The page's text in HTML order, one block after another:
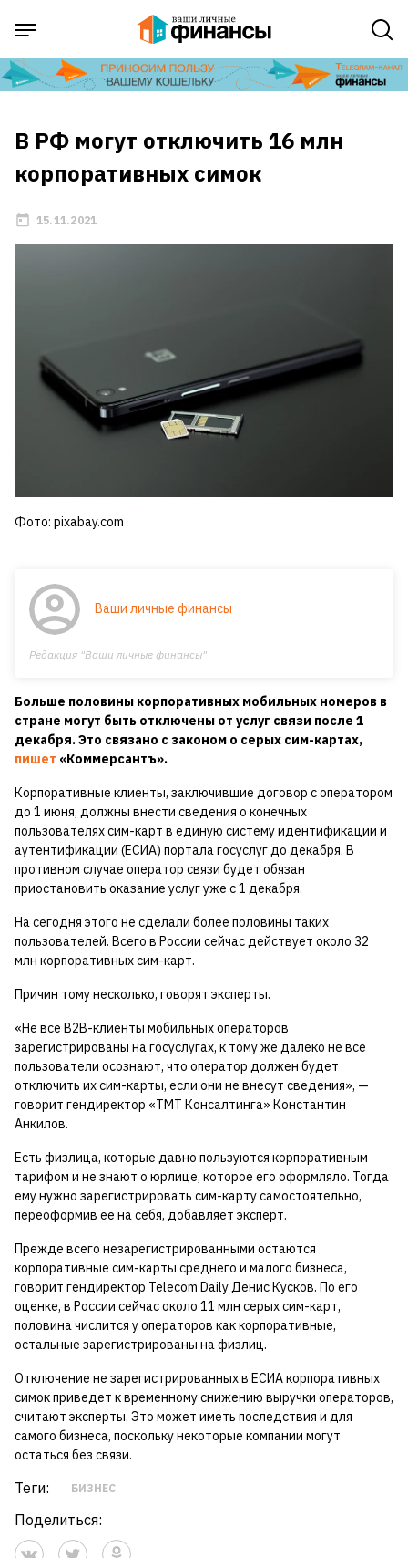
В РФ могут отключить 16 млн
корпоративных симок
15.11.2021
Фото: pixabay.com
Ваши личные финансы
Редакция "Ваши личные финансы"
Больше половины корпоративных мобильных номеров в
стране могут быть отключены от услуг связи после 1
декабря. Это связано с законом о серых сим-картах,
пишет «Коммерсантъ».
Корпоративные клиенты, заключившие договор с оператором
до 1 июня, должны внести сведения о конечных
пользователях сим-карт в единую систему идентификации и
аутентификации (ЕСИА) портала госуслуг до декабря. В
противном случае оператор связи будет обязан
приостановить оказание услуг уже с 1 декабря.
На сегодня этого не сделали более половины таких
пользователей. Всего в России сейчас действует около 32
млн корпоративных сим-карт.
Причин тому несколько, говорят эксперты.
«Не все В2В-клиенты мобильных операторов
зарегистрированы на госуслугах, к тому же далеко не все
пользователи осознают, что оператор должен будет
отключить их сим-карты, если они не внесут сведения», —
говорит гендиректор «ТМТ Консалтинга» Константин
Анкилов.
Есть физлица, которые давно пользуются корпоративным
тарифом и не знают о юрлице, которое его оформляло. Тогда
ему нужно зарегистрировать сим-карту самостоятельно,
переоформив ее на себя, добавляет эксперт.
Прежде всего незарегистрированными остаются
корпоративные сим-карты среднего и малого бизнеса,
говорит гендиректор Telecom Daily Денис Кусков. По его
оценке, в России сейчас около 11 млн серых сим-карт,
половина числится у операторов как корпоративные,
остальные зарегистрированы на физлиц.
Отключение не зарегистрированных в ЕСИА корпоративных
симок приведет к временному снижению выручки операторов,
считают эксперты. Это может иметь последствия и для
самого бизнеса, поскольку некоторые компании могут
остаться без связи.
Теги: БИЗНЕС
Поделиться: